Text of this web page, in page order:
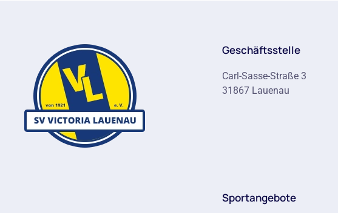
Geschäftsstelle
Carl-Sasse-Straße 3
31867 Lauenau
Sportangebote